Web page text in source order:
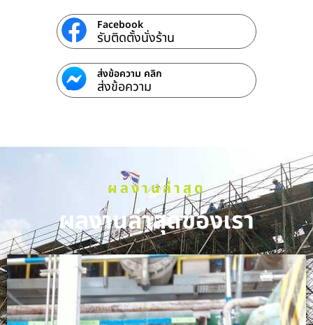
Facebook
รับติดตั้งนั่งร้าน
ส่งข้อความ คลิก
ส่งข้อความ
ผลงานล่าสุด
ผลงานล่าสุดของเรา